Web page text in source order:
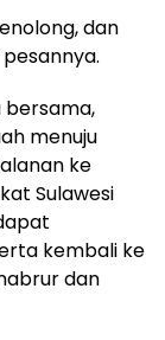
dan
menuju
ke
Sulawesi
kembali ke
dan